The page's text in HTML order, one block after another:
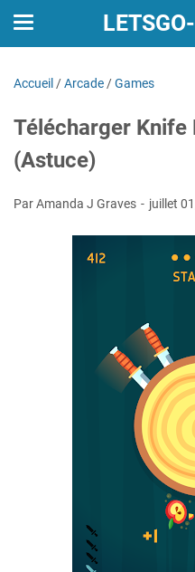
Accueil /Arcade /Games
Télécharger Knife
(Astuce)
Par Amanda J Graves juillet